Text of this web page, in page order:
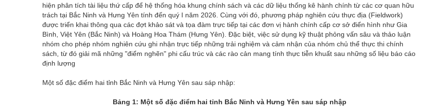
hiện phân tích tài liệu thứ cấp để hệ thống hóa khung chính sách và các dữ liệu thống kê hành chính từ các cơ quan hữu
trách tại Bắc Ninh và Hưng Yên tính đến quý I năm 2026. Cùng với đó, phương pháp nghiên cứu thực địa (Fieldwork)
được triển khai thông qua các đợt khảo sát và tọa đàm trực tiếp tại các đơn vị hành chính cấp cơ sở điển hình như Gia
Bình, Việt Yên (Bắc Ninh) và Hoàng Hoa Thám (Hưng Yên). Đặc biệt, việc sử dụng kỹ thuật phỏng vấn sâu và thảo luận
nhóm cho phép nhóm nghiên cứu ghi nhận trực tiếp những trải nghiệm và cảm nhận của nhóm chủ thể thực thi chính
sách, từ đó giải mã những "điểm nghẽn" phi cấu trúc và các rào cản mang tính thực tiễn khuất sau những số liệu báo cáo
định lượng
Một số đặc điểm hai tỉnh Bắc Ninh và Hưng Yên sau sáp nhập:
Bảng 1: Một số đặc điểm hai tỉnh Bắc Ninh và Hưng Yên sau sáp nhập